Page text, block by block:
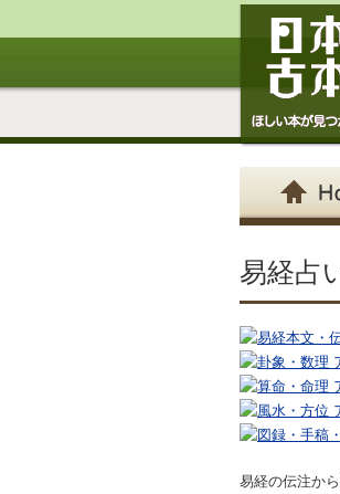
易経占
易経の伝注か